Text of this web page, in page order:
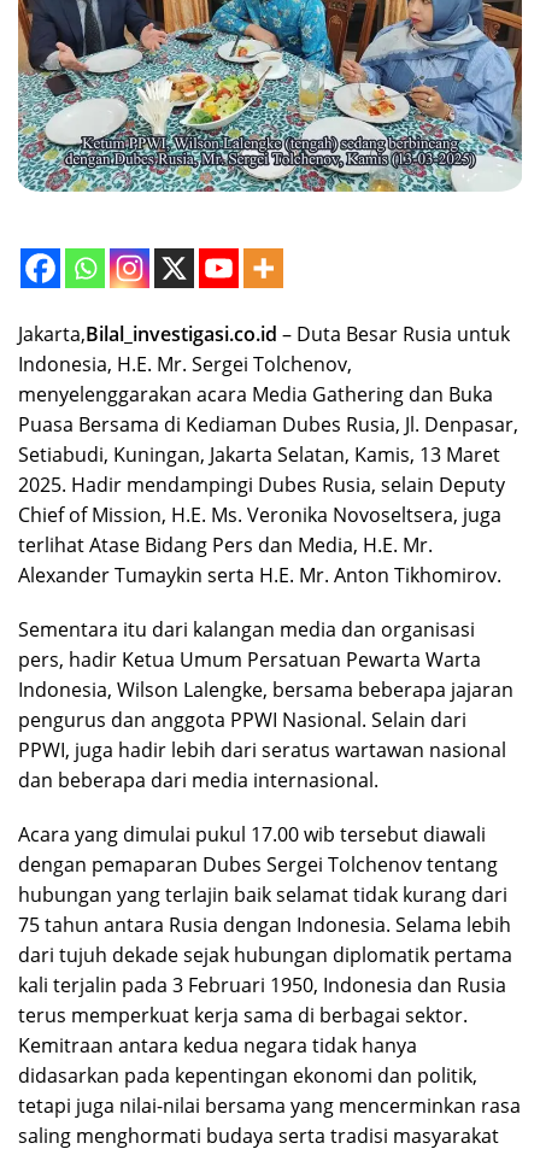
Jakarta,Bilal_investigasi.co.id – Duta Besar Rusia untuk
Indonesia, H.E. Mr. Sergei Tolchenov,
menyelenggarakan acara Media Gathering dan Buka
Puasa Bersama di Kediaman Dubes Rusia, Jl. Denpasar,
Setiabudi, Kuningan, Jakarta Selatan, Kamis, 13 Maret
2025. Hadir mendampingi Dubes Rusia, selain Deputy
Chief of Mission, H.E. Ms. Veronika Novoseltsera, juga
terlihat Atase Bidang Pers dan Media, H.E. Mr.
Alexander Tumaykin serta H.E. Mr. Anton Tikhomirov.
Sementara itu dari kalangan media dan organisasi
pers, hadir Ketua Umum Persatuan Pewarta Warta
Indonesia, Wilson Lalengke, bersama beberapa jajaran
pengurus dan anggota PPWI Nasional. Selain dari
PPWI, juga hadir lebih dari seratus wartawan nasional
dan beberapa dari media internasional.
Acara yang dimulai pukul 17.00 wib tersebut diawali
dengan pemaparan Dubes Sergei Tolchenov tentang
hubungan yang terlajin baik selamat tidak kurang dari
75 tahun antara Rusia dengan Indonesia. Selama lebih
dari tujuh dekade sejak hubungan diplomatik pertama
kali terjalin pada 3 Februari 1950, Indonesia dan Rusia
terus memperkuat kerja sama di berbagai sektor.
Kemitraan antara kedua negara tidak hanya
didasarkan pada kepentingan ekonomi dan politik,
tetapi juga nilai-nilai bersama yang mencerminkan rasa
saling menghormati budaya serta tradisi masyarakat